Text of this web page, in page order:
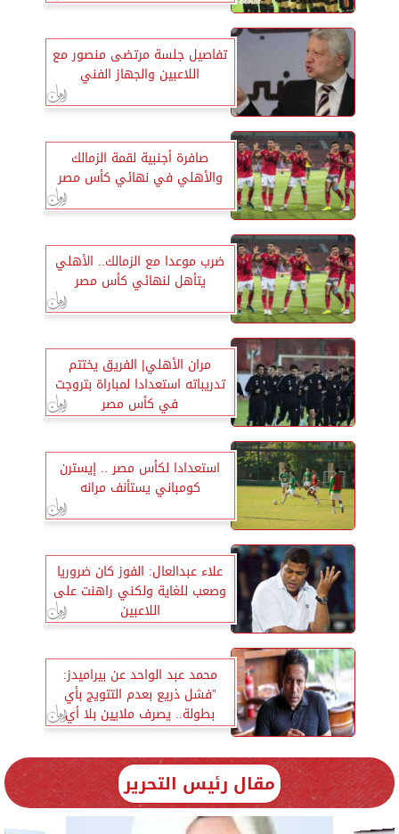
تفاصيل جلسة مرتضى منصور مع
اللاعبين والجهاز الفني
صافرة أجنبية لقمة الزمالك
والأهلي في نهائي كأس مصر
ضرب موعدا مع الزمالك.. الأهلي
يتأهل لنهائي كأس مصر
مران الأهلي| الفريق يختتم
تدريباته استعدادا لمباراة بتروجت
في كأس مصر
استعدادا لكأس مصر .. إيسترن
كومباني يستأنف مرانه
علاء عبدالعال: الفوز كان ضروريا
وصعب للغاية ولكني راهنت على
اللاعبين
محمد عبد الواحد عن بيراميدز:
”فشل ذريع بعدم التتويج بأي
بطولة.. يصرف ملايين بلا أي
نتيجة”
مقال رئيس التحرير